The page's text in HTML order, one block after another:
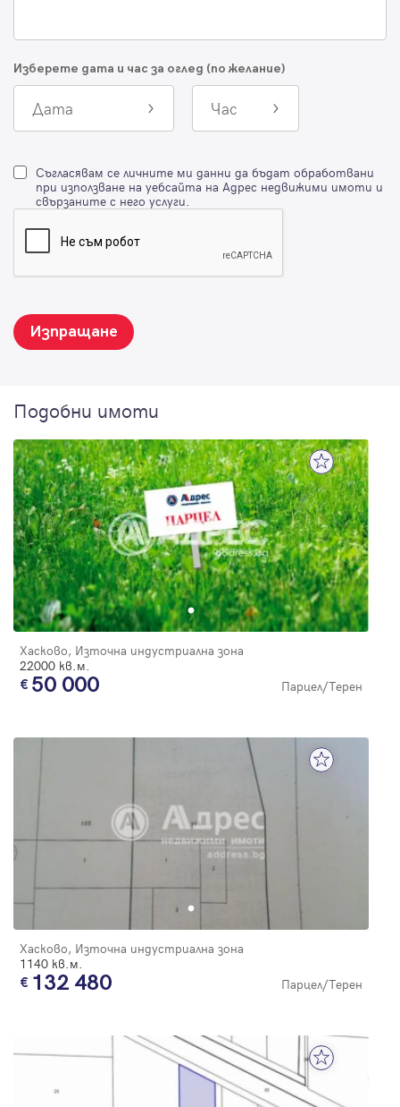
Изберете дата и час за оглед (по желание)
Дата Час
Съгласявам се личните ми данни да бъдат обработвани
при използване на уебсайта на Адрес недвижими имоти и
свързаните с него услуги.
Изпращане
Подобни имоти
Хасково, Източна индустриална зона
22000 кв.м.
50 000 Парцел/Терен
Хасково, Източна индустриална зона
1140 кв.м.
132 480 Парцел/Терен